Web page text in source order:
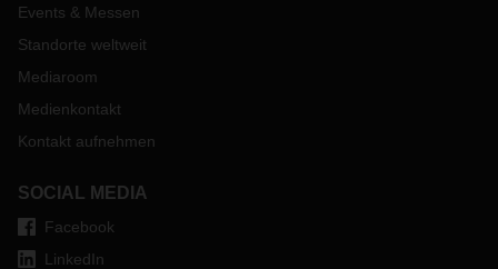
Events & Messen
Standorte weltweit
Mediaroom
Medienkontakt
Kontakt aufnehmen
SOCIAL MEDIA
Facebook
LinkedIn